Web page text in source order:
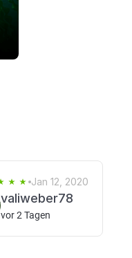
Jan 12, 2020
valiweber78
vor 2 Tagen